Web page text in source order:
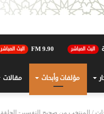
البث المباشر 90.FM 9 البث المباشر
مؤلفات وأبحاث مقالات
/ المنتخب من صحيح التفسير- الحلقة 12 – تابع سورة البقرة